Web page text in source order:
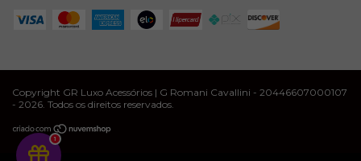
Copyright GR Luxo Acessórios | G Romani Cavallini - 20446607000107
- 2026. Todos os direitos reservados.
1